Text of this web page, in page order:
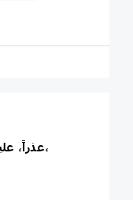
عذراً، عليك الانضمام الى هذهِ القناة أولاً،